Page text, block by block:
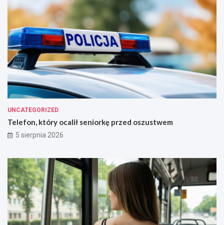
UNCATEGORIZED
Telefon, który ocalił seniorkę przed oszustwem
5 sierpnia 2026